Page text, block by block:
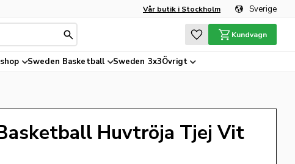
Vår butik i Stockholm Sverige
Favoriter
Kundvagn
Sweden Basketball Sweden 3x3Övrigt
Huvtröja Tjej Vit